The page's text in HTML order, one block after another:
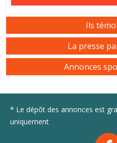
Ils
La presse
Annonces
* Le dépôt des annonces est
uniquement